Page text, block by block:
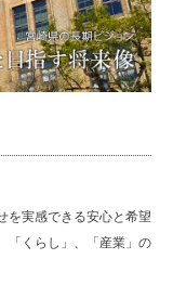
を実感できる安心と希望
「くらし」、「産業」の